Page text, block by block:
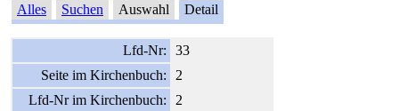
Alles Suchen Auswahl Detail
Lfd-Nr:
33
Seite im Kirchenbuch:
2
Lfd-Nr im Kirchenbuch:
2